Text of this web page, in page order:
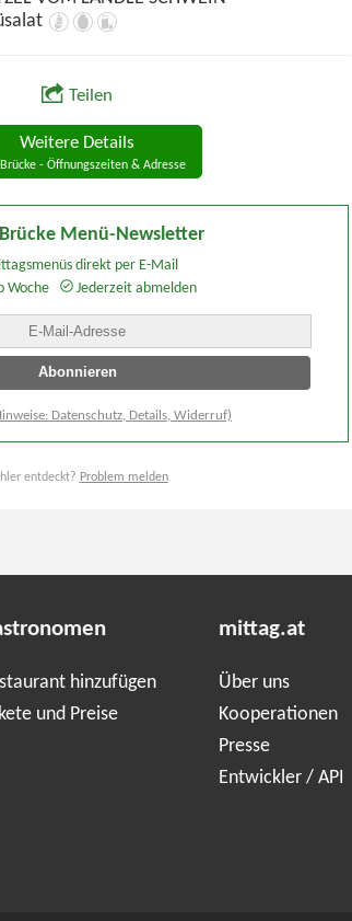
Teilen
Weitere Details
Brücke - Öffnungszeiten & Adresse
Menü-Newsletter
direkt per E-Mail
Woche
Jederzeit abmelden
Datenschutz, Details, Widerruf)
entdeckt? Problem melden
hinzufügen
und Preise
mittag.at
Über uns
Kooperationen
Presse
Entwickler / API